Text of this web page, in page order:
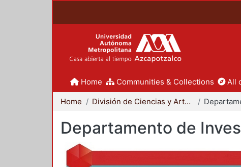
Home Communities & Collections All
Home División de Ciencias y Artes para el Diseño
Departamento de